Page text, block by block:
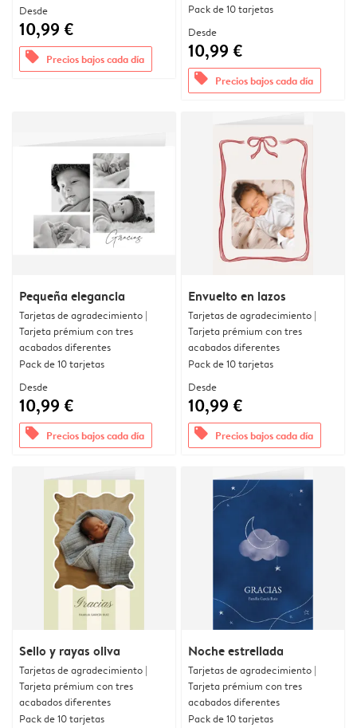
Desde
10,99 €
offers Precios bajos cada día
Pack de 10 tarjetas
Desde
10,99 €
offers Precios bajos cada día
Pequeña elegancia
Tarjetas de agradecimiento |
Tarjeta prémium con tres
acabados diferentes
Pack de 10 tarjetas
Desde
10,99 €
offers Precios bajos cada día
Envuelto en lazos
Tarjetas de agradecimiento |
Tarjeta prémium con tres
acabados diferentes
Pack de 10 tarjetas
Desde
10,99 €
offers Precios bajos cada día
Sello y rayas oliva
Tarjetas de agradecimiento |
Tarjeta prémium con tres
acabados diferentes
Pack de 10 tarjetas
Noche estrellada
Tarjetas de agradecimiento |
Tarjeta prémium con tres
acabados diferentes
Pack de 10 tarjetas